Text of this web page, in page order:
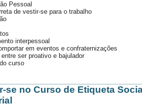
Pessoal
de vestir-se para o trabalho
interpessoal
em eventos e confraternizações
ser proativo e bajulador
curso
se no Curso de Etiqueta